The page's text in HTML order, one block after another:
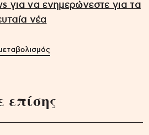
για να ενημερώνεστε για τα
νέα
επίσης